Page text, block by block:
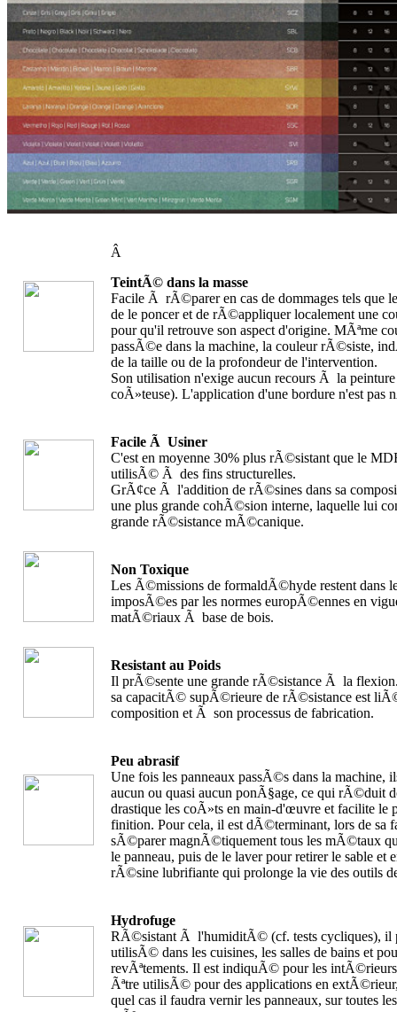
Â
TeintÃ© dans la masse
Facile Ã rÃ©parer en cas de dommages tels que
de le poncer et de rÃ©appliquer localement une
pour qu'il retrouve son aspect d'origine. MÃªme
passÃ©e dans la machine, la couleur rÃ©siste,
de la taille ou de la profondeur de l'intervention.
Son utilisation n'exige aucun recours Ã la
coÃ»teuse). L'application d'une bordure n'est pas
Facile Ã Usiner
C'est en moyenne 30% plus rÃ©sistant que le
utilisÃ© Ã des fins structurelles.
GrÃ¢ce Ã l'addition de rÃ©sines dans sa
une plus grande cohÃ©sion interne, laquelle lui
grande rÃ©sistance mÃ©canique.
Non Toxique
Les Ã©missions de formaldÃ©hyde restent dans
imposÃ©es par les normes europÃ©ennes en
matÃ©riaux Ã base de bois.
Resistant au Poids
Il prÃ©sente une grande rÃ©sistance Ã la
sa capacitÃ© supÃ©rieure de rÃ©sistance est
composition et Ã son processus de fabrication.
Peu abrasif
Une fois les panneaux passÃ©s dans la machine,
aucun ou quasi aucun ponÃ§age, ce qui rÃ©duit
drastique les coÃ»ts en main-d'œuvre et facilite le
finition. Pour cela, il est dÃ©terminant, lors de sa
sÃ©parer magnÃ©tiquement tous les mÃ©taux
le panneau, puis de le laver pour retirer le sable et
rÃ©sine lubrifiante qui prolonge la vie des outils
Hydrofuge
RÃ©sistant Ã l'humiditÃ© (cf. tests cycliques), il
utilisÃ© dans les cuisines, les salles de bains et
revÃªtements. Il est indiquÃ© pour les intÃ©rieurs
Ãªtre utilisÃ© pour des applications en
quel cas il faudra vernir les panneaux, sur toutes